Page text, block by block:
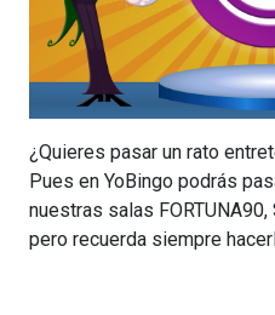
¿Quieres pasar un rato
Pues en YoBingo podrás
nuestras salas FORTUNA90,
pero recuerda siempre